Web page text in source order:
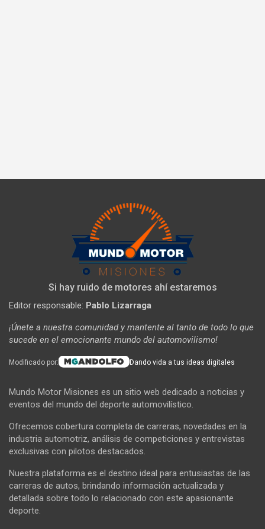
Si hay ruido de motores ahí estaremos
Editor responsable: Pablo Lizarraga
¡Únete a nuestra comunidad y mantente al tanto de todo lo que
sucede en el emocionante mundo del automovilismo!
Modificado por: Dando vida a tus ideas digitales
Mundo Motor Misiones es un sitio web dedicado a noticias y
eventos del mundo del deporte automovilístico.
Ofrecemos cobertura completa de carreras, novedades en la
industria automotriz, análisis de competiciones y entrevistas
exclusivas con pilotos destacados.
Nuestra plataforma es el destino ideal para entusiastas de las
carreras de autos, brindando información actualizada y
detallada sobre todo lo relacionado con este apasionante
deporte.